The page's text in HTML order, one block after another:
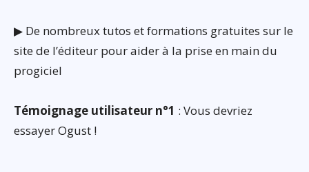
▶ De nombreux tutos et formations gratuites sur le
site de l’éditeur pour aider à la prise en main du
progiciel
Témoignage utilisateur n°1 : Vous devriez
essayer Ogust !